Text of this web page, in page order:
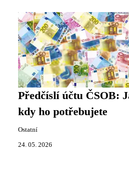
Předčíslí účtu ČSOB:
kdy ho potřebujete
Ostatní
24. 05. 2026